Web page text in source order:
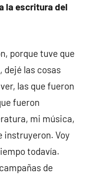
la escritura del
porque tuve que
las cosas
las que fueron
fueron
mi música,
instruyeron. Voy
todavía.
de